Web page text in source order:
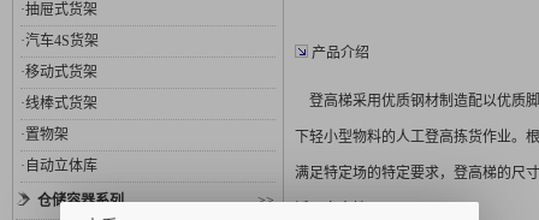
·抽屉式货架
·汽车4S货架
·移动式货架
·线棒式货架
·置物架
· 自动立体库
>>
仓储容器系列
产品介绍
登高梯采用优质钢材制造配以优质
下轻小型物料的人工登高拣货作业。
满足特定场的特定要求，登高梯的尺